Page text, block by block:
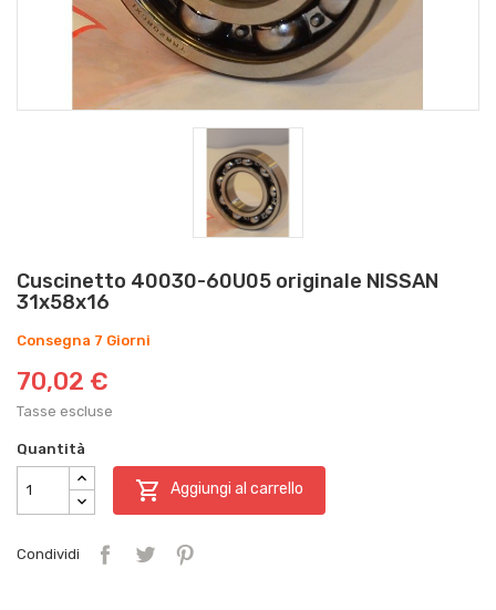
Cuscinetto 40030-60U05 originale NISSAN
31x58x16
Consegna 7 Giorni
70,02 €
Tasse escluse
Quantità
 Aggiungi al carrello
Condividi